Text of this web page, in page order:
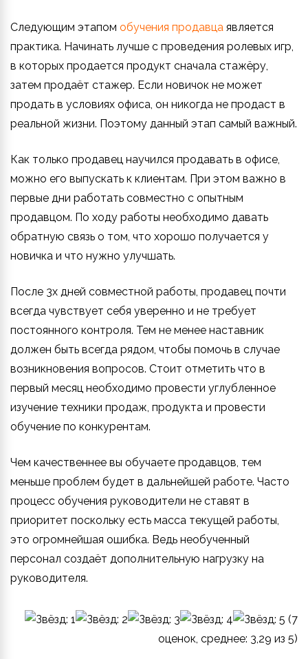
Следующим этапом обучения продавца является
практика. Начинать лучше с проведения ролевых игр,
в которых продается продукт сначала стажёру,
затем продаёт стажер. Если новичок не может
продать в условиях офиса, он никогда не продаст в
реальной жизни. Поэтому данный этап самый важный.
Как только продавец научился продавать в офисе,
можно его выпускать к клиентам. При этом важно в
первые дни работать совместно с опытным
продавцом. По ходу работы необходимо давать
обратную связь о том, что хорошо получается у
новичка и что нужно улучшать.
После 3х дней совместной работы, продавец почти
всегда чувствует себя уверенно и не требует
постоянного контроля. Тем не менее наставник
должен быть всегда рядом, чтобы помочь в случае
возникновения вопросов. Стоит отметить что в
первый месяц необходимо провести углубленное
изучение техники продаж, продукта и провести
обучение по конкурентам.
Чем качественнее вы обучаете продавцов, тем
меньше проблем будет в дальнейшей работе. Часто
процесс обучения руководители не ставят в
приоритет поскольку есть масса текущей работы,
это огромнейшая ошибка. Ведь необученный
персонал создаёт дополнительную нагрузку на
руководителя.
(7
оценок, среднее: 3,29 из 5)